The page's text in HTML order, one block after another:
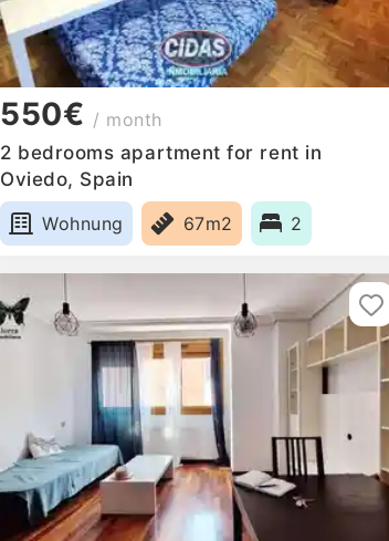
550€ / month
2 bedrooms apartment for rent in
Oviedo, Spain
Wohnung
67m2 2